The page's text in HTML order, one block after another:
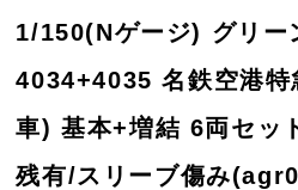
1/150(Nゲージ) グリー
4034+4035 名鉄空港特
車) 基本+増結 6両セッ
残有/スリーブ傷み